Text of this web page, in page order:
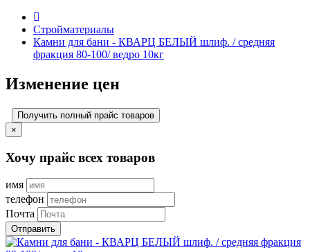
Стройматериалы
Камни для бани - КВАРЦ БЕЛЫЙ шлиф. / средняя
фракция 80-100/ ведро 10кг
Изменение цен
Получить полный прайс товаров
×
Хочу прайс всех товаров
имя
телефон
Почта
Отправить